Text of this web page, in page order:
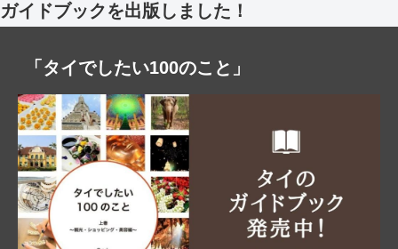
ガイドブックを出版しました！
「タイでしたい100のこと」